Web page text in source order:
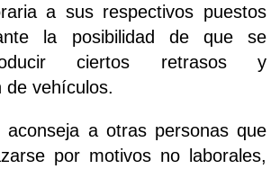
a sus respectivos puestos
la posibilidad de que se
ciertos retrasos y
de vehículos.
aconseja a otras personas que
por motivos no laborales,